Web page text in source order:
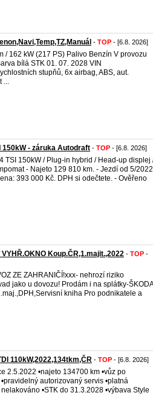
- TOP - [6.8. 2026]
/ 162 kW (217 PS) Palivo Benzín V provozu
bílá STK 01. 07. 2028 VIN
stupňů, 6x airbag, ABS, aut.
...
150kW - záruka Autodraft - TOP - [6.8. 2026]
TSI 150kW / Plug-in hybrid / Head-up displej
- Najeto 129 810 km. - Jezdí od 5/
393 000 Kč. DPH si odečtete. - Ověřeno
Koup.ČR,1.majit.,2022 - TOP -
ZE ZAHRANIČÍ!xxx- nehrozí riziko
jako u dovozu! Prodám i na splátky-ŠKODA
kniha Pro podnikatele a
110kW,2022,134tkm,ČR - TOP - [6.8. 2026]
2.5.2022 •najeto 134700 km •vůz po
autorizovaný servis •platná
•STK do 31.3.2028 •výbava Style